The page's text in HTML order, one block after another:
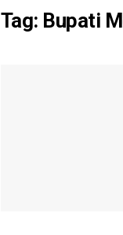
Tag: Bupati